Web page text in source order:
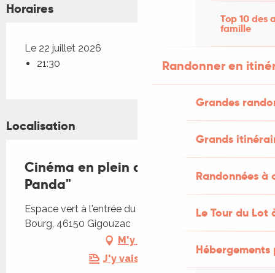
Top 10 des
famille
Randonner en
Grandes
Grands
Randonnées
Le Tour du Lot
Horaires
Le 22 juillet 2026
21:30
Localisation
Cinéma en plein air : "Moon le
Panda"
Espace vert à l'entrée du village, Lieu-dit Le
Bourg, 46150 Gigouzac
M'y rendre
J'y vais en train !